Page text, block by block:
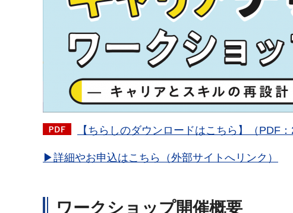
【ちらしのダウンロードはこちら】（PDF：
▶詳細やお申込はこちら（外部サイトへリンク）
ワークショップ開催概要